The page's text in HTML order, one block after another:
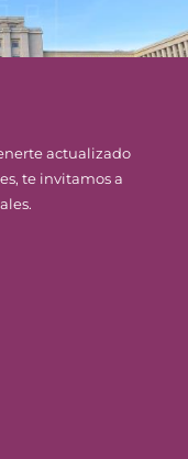
actualizado
te invitamos a